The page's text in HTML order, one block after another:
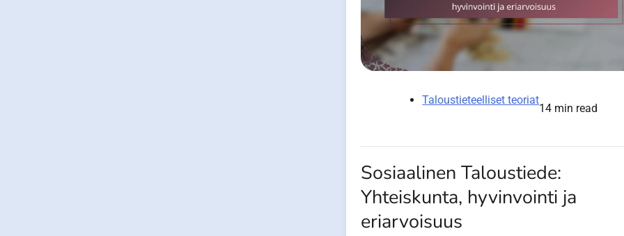
Taloustieteelliset teoriat
14 min read
Sosiaalinen Taloustiede:
Yhteiskunta, hyvinvointi ja
eriarvoisuus